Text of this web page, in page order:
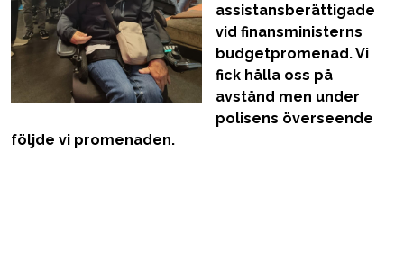
assistansberättigade
vid finansministerns
budgetpromenad. Vi
fick hålla oss på
avstånd men under
polisens överseende
följde vi promenaden.